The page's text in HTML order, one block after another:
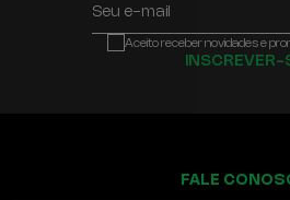
Seu e-mail
INSCREVER-
Aceito receber novidades e
FALE